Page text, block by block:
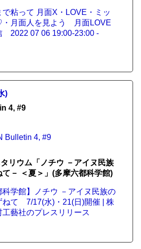
で粘って 月面X・LOVE・ミッ
月面人を見よう 月面LOVE
2022 07 06 19:00-23:00 -
)
4, #9
Bulletin 4, #9
リウム「ノチウ －アイヌ民族
－ ＜夏＞」(多摩六都科学館)
科学館】ノチウ －アイヌ民族の
ねて 7/17(水)・21(日)開催 | 株
藝社のプレスリリース